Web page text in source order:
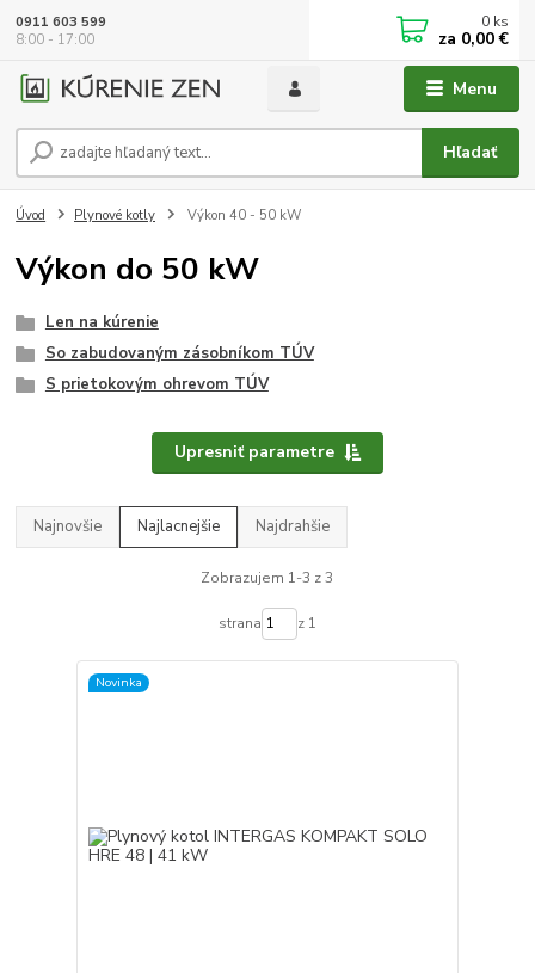
Menu
Hľadať
0911 603 599
8:00 - 17:00
0 ks
za 0,00 €
Úvod Plynové kotly Výkon 40 - 50 kW
Výkon do 50 kW
Len na kúrenie
So zabudovaným zásobníkom TÚV
S prietokovým ohrevom TÚV
Upresniť parametre
Najnovšie Najlacnejšie Najdrahšie
Zobrazujem 1-3 z 3
strana z 1
Novinka